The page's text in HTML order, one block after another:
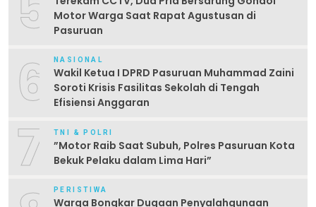
Motor Warga Saat Rapat Agustusan di
Pasuruan
6 NASIONAL
Wakil Ketua I DPRD Pasuruan Muhammad Zaini
Soroti Krisis Fasilitas Sekolah di Tengah
Efisiensi Anggaran
7 TNI & POLRI
‎”Motor Raib Saat Subuh, Polres Pasuruan Kota
Bekuk Pelaku dalam Lima Hari” ‎
PERISTIWA
Warga Bongkar Dugaan Penyalahgunaan